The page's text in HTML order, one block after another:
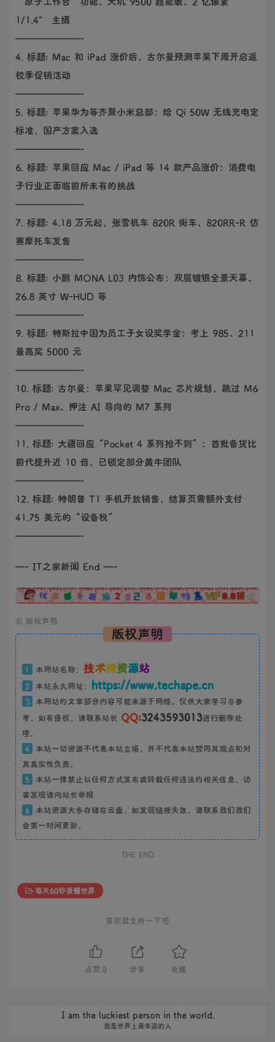
1/1.4″ 主摄
———————-
4. 标题: Mac 和 iPad 涨价后，古尔曼预测苹果下周开启返
校季促销活动
———————-
5. 标题: 苹果华为等齐聚小米总部：给 Qi 50W 无线充电定
标准，国产方案入选
———————-
6. 标题: 苹果回应 Mac / iPad 等 14 款产品涨价：消费电
子行业正面临前所未有的挑战
———————-
7. 标题: 4.18 万元起，张雪机车 820R 街车、820RR-R 仿
赛摩托车发售
———————-
8. 标题: 小鹏 MONA L03 内饰公布：双层镀银全景天幕、
26.8 英寸 W-HUD 等
———————-
9. 标题: 特斯拉中国为员工子女设奖学金：考上 985、211
最高奖 5000 元
———————-
10. 标题: 古尔曼：苹果罕见调整 Mac 芯片规划，跳过 M6
Pro / Max、押注 AI 导向的 M7 系列
———————-
11. 标题: 大疆回应“Pocket 4 系列抢不到”：首批备货比
前代提升近 10 倍，已锁定部分黄牛团队
———————-
12. 标题: 特朗普 T1 手机开放销售，结算页需额外支付
41.75 美元的“设备税”
———————-
—- IT之家新闻 End —-
广告
© 版权声明
版权声明
1 本网站名称： 技术猿资源站
2 本站永久网址： https://www.techape.cn
3
本网站的文章部分内容可能来源于网络，仅供大家学习与参
考，如有侵权，请联系站长 QQ:3243593013进行删除处
理。
4
本站一切资源不代表本站立场，并不代表本站赞同其观点和对
其真实性负责。
5
本站一律禁止以任何方式发布或转载任何违法的相关信息，访
客发现请向站长举报
6
本站资源大多存储在云盘，如发现链接失效，请联系我们我们
会第一时间更新。
THE END
每天60秒读懂世界
喜欢就支持一下吧
点赞 0 分享 收藏
I am the luckiest person in the world.
我是世界上最幸运的人